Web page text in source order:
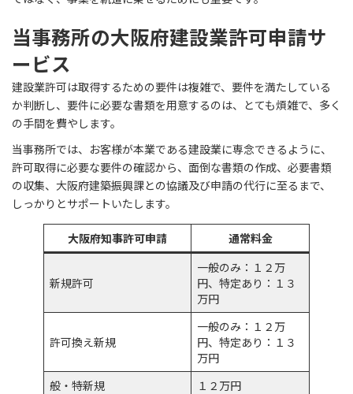
当事務所の大阪府建設業許可申請サ
ービス
建設業許可は取得するための要件は複雑で、要件を満たしている
か判断し、要件に必要な書類を用意するのは、とても煩雑で、多く
の手間を費やします。
当事務所では、お客様が本業である建設業に専念できるように、
許可取得に必要な要件の確認から、面倒な書類の作成、必要書類
の収集、大阪府建築振興課との協議及び申請の代行に至るまで、
しっかりとサポートいたします。
大阪府知事許可申請 通常料金
新規許可
一般のみ：１２万
円、特定あり：１３
万円
許可換え新規
一般のみ：１２万
円、特定あり：１３
万円
般・特新規 １２万円